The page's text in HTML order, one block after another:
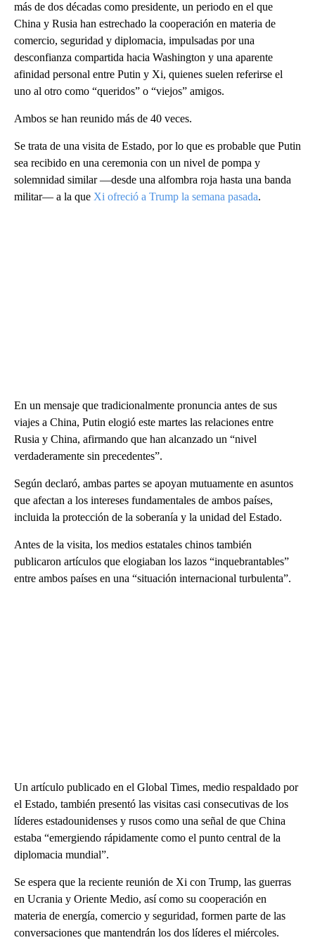
más de dos décadas como presidente, un periodo en el que
China y Rusia han estrechado la cooperación en materia de
comercio, seguridad y diplomacia, impulsadas por una
desconfianza compartida hacia Washington y una aparente
afinidad personal entre Putin y Xi, quienes suelen referirse el
uno al otro como “queridos” o “viejos” amigos.
Ambos se han reunido más de 40 veces.
Se trata de una visita de Estado, por lo que es probable que Putin
sea recibido en una ceremonia con un nivel de pompa y
solemnidad similar —desde una alfombra roja hasta una banda
militar— a la que Xi ofreció a Trump la semana pasada.
En un mensaje que tradicionalmente pronuncia antes de sus
viajes a China, Putin elogió este martes las relaciones entre
Rusia y China, afirmando que han alcanzado un “nivel
verdaderamente sin precedentes”.
Según declaró, ambas partes se apoyan mutuamente en asuntos
que afectan a los intereses fundamentales de ambos países,
incluida la protección de la soberanía y la unidad del Estado.
Antes de la visita, los medios estatales chinos también
publicaron artículos que elogiaban los lazos “inquebrantables”
entre ambos países en una “situación internacional turbulenta”.
Un artículo publicado en el Global Times, medio respaldado por
el Estado, también presentó las visitas casi consecutivas de los
líderes estadounidenses y rusos como una señal de que China
estaba “emergiendo rápidamente como el punto central de la
diplomacia mundial”.
Se espera que la reciente reunión de Xi con Trump, las guerras
en Ucrania y Oriente Medio, así como su cooperación en
materia de energía, comercio y seguridad, formen parte de las
conversaciones que mantendrán los dos líderes el miércoles.